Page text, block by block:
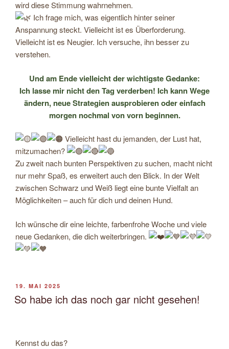
wird diese Stimmung wahrnehmen.
Ich frage mich, was eigentlich hinter seiner
Anspannung steckt. Vielleicht ist es Überforderung.
Vielleicht ist es Neugier. Ich versuche, ihn besser zu
verstehen.
Und am Ende vielleicht der wichtigste Gedanke:
Ich lasse mir nicht den Tag verderben! Ich kann Wege
ändern, neue Strategien ausprobieren oder einfach
morgen nochmal von vorn beginnen.
Vielleicht hast du jemanden, der Lust hat,
mitzumachen?
Zu zweit nach bunten Perspektiven zu suchen, macht nicht
nur mehr Spaß, es erweitert auch den Blick. In der Welt
zwischen Schwarz und Weiß liegt eine bunte Vielfalt an
Möglichkeiten – auch für dich und deinen Hund.
Ich wünsche dir eine leichte, farbenfrohe Woche und viele
neue Gedanken, die dich weiterbringen.
VERÖFFENTLICHT
AM
19. MAI 2025
So habe ich das noch gar nicht gesehen!
Kennst du das?